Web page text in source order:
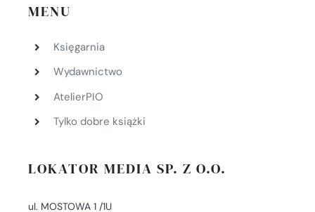
MENU
Księgarnia
Wydawnictwo
AtelierPIO
Tylko dobre książki
LOKATOR MEDIA SP. Z O.O.
ul. MOSTOWA 1 /1U